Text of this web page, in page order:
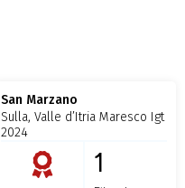
San Marzano
Sulla, Valle d’Itria Maresco Igt
2024
1